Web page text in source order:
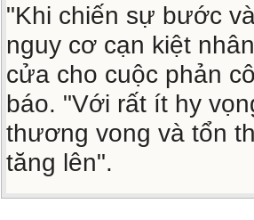
"Khi chiến sự bước
nguy cơ cạn kiệt
cửa cho cuộc phản
báo. "Với rất ít hy
thương vong và tổn
tăng lên".